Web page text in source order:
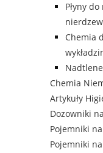
Płyny
Chemia
Chemia
Artykuły
Dozowniki
Pojemniki
Pojemniki